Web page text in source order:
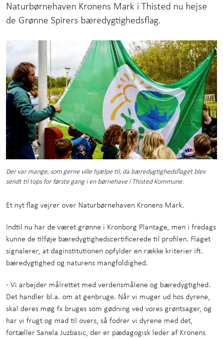
Naturbørnehaven Kronens Mark i Thisted nu hejse
de Grønne Spirers bæredygtighedsflag.
Der var mange, som gerne ville hjælpe til, da bæredygtighedsflaget blev
sendt til tops for første gang i en børnehave i Thisted Kommune.
Et nyt flag vejrer over Naturbørnehaven Kronens Mark.
Indtil nu har de været grønne i Kronborg Plantage, men i fredags
kunne de tilføje bæredygtighedscertificerede til profilen. Flaget
signalerer, at daginstitutionen opfylder en række kriterier ift.
bæredygtighed og naturens mangfoldighed.
- Vi arbejder målrettet med verdensmålene og bæredygtighed.
Det handler bl.a. om at genbruge. Når vi muger ud hos dyrene,
skal deres møg fx bruges som gødning ved vores grøntsager, og
har vi frugt og mad til overs, så fodrer vi dyrene med det,
fortæller Sanela Juzbasic, der er pædagogisk leder af Kronens